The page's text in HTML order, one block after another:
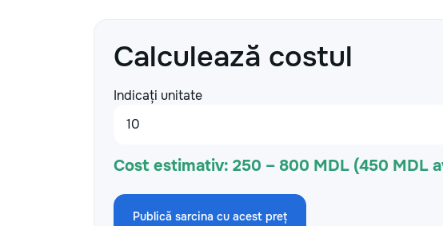
Calculează costul
Indicați unitate
Cost estimativ: 250 – 800 MDL (450 MDL
Publică sarcina cu acest preț